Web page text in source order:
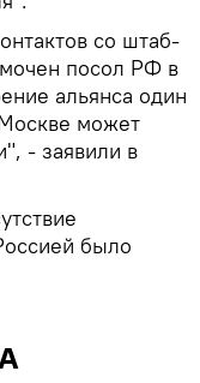
со штаб-
посол РФ в
альянса один
может
- заявили в
было